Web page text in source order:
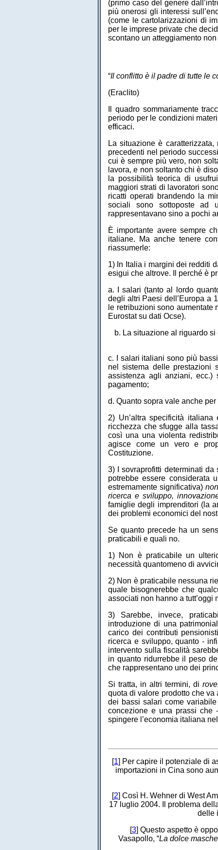
(primo caso del genere
più onerosi gli interessi
(come le cartolarizzazioni di
per le imprese private che
scontano un atteggiamento
“Il conflitto è il padre di tutte le
(Eraclito)
Il quadro sommariamente
periodo per le condizioni
efficaci.
La situazione è
precedenti nel periodo
cui è sempre più vero, non
lavora, e non soltanto chi è
la possibilità teorica di
maggiori strati di lavoratori
ricatti operati brandendo la
sociali sono sottoposte ad
rappresentavano sino a pochi
È importante avere sempre
italiane. Ma anche tenere
riassumerle:
1) In Italia i margini dei redditi
esigui che altrove. Il perché è
a. I salari (tanto al lordo
degli altri Paesi dell’Europa a
le retribuzioni sono
Eurostat su dati Ocse).
b. La situazione al riguardo si
c. I salari italiani sono più
nel sistema delle prestazioni
assistenza agli anziani,
pagamento;
d. Quanto sopra vale anche
2) Un’altra specificità
ricchezza che sfugge alla
così una una violenta
agisce come un vero e
Costituzione.
3) I sovraprofitti determinati
potrebbe essere considerata
estremamente significativa)
ricerca e sviluppo,
famiglie degli imprenditori (la
dei problemi economici del
Se quanto precede ha un
praticabili e quali no.
1) Non è praticabile un
necessità quantomeno di
2) Non è praticabile nessuna
quale bisognerebbe che
associati non hanno a
3) Sarebbe, invece,
introduzione di una
carico dei contributi
ricerca e sviluppo, quanto -
intervento sulla fiscalità
in quanto ridurrebbe il peso
che rappresentano uno dei
Si tratta, in altri termini, di
quota di valore prodotto che va
dei bassi salari come
concezione e una prassi che
spingere l’economia italiana
[1] Per capire il potenziale di
importazioni in Cina sono
[2] Così H. Wehner di West
17 luglio 2004. Il problema
delle
[3] Questo aspetto è
Vasapollo, “La dolce